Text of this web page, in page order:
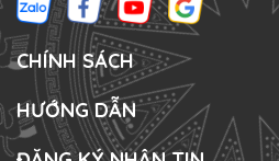
CHÍNH SÁCH
HƯỚNG DẪN